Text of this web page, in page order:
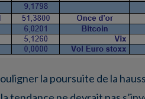
la poursuite de la